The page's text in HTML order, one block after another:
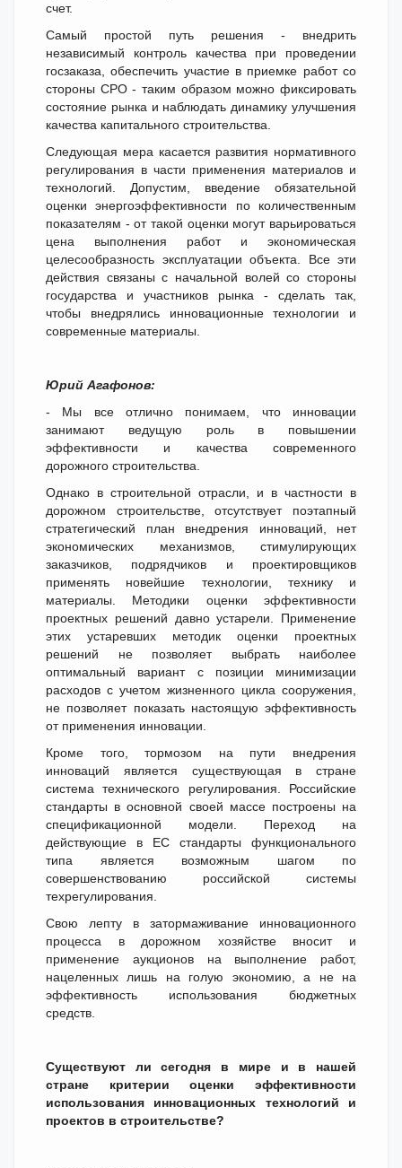
счет.
Самый простой путь решения - внедрить
независимый контроль качества при проведении
госзаказа, обеспечить участие в приемке работ со
стороны СРО - таким образом можно фиксировать
состояние рынка и наблюдать динамику улучшения
качества капитального строительства.
Следующая мера касается развития нормативного
регулирования в части применения материалов и
технологий. Допустим, введение обязательной
оценки энергоэффективности по количественным
показателям - от такой оценки могут варьироваться
цена выполнения работ и экономическая
целесообразность эксплуатации объекта. Все эти
действия связаны с начальной волей со стороны
государства и участников рынка - сделать так,
чтобы внедрялись инновационные технологии и
современные материалы.
Юрий Агафонов:
- Мы все отлично понимаем, что инновации
занимают ведущую роль в повышении
эффективности и качества современного
дорожного строительства.
Однако в строительной отрасли, и в частности в
дорожном строительстве, отсутствует поэтапный
стратегический план внедрения инноваций, нет
экономических механизмов, стимулирующих
заказчиков, подрядчиков и проектировщиков
применять новейшие технологии, технику и
материалы. Методики оценки эффективности
проектных решений давно устарели. Применение
этих устаревших методик оценки проектных
решений не позволяет выбрать наиболее
оптимальный вариант с позиции минимизации
расходов с учетом жизненного цикла сооружения,
не позволяет показать настоящую эффективность
от применения инновации.
Кроме того, тормозом на пути внедрения
инноваций является существующая в стране
система технического регулирования. Российские
стандарты в основной своей массе построены на
спецификационной модели. Переход на
действующие в ЕС стандарты функционального
типа является возможным шагом по
совершенствованию российской системы
техрегулирования.
Свою лепту в затормаживание инновационного
процесса в дорожном хозяйстве вносит и
применение аукционов на выполнение работ,
нацеленных лишь на голую экономию, а не на
эффективность использования бюджетных
средств.
Существуют ли сегодня в мире и в нашей
стране критерии оценки эффективности
использования инновационных технологий и
проектов в строительстве?